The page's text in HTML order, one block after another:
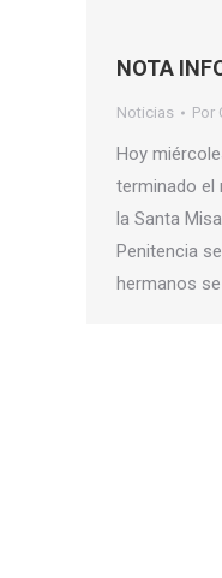
NOTA
Noticias Por
Hoy
terminado el
la Santa
Penitencia
hermanos